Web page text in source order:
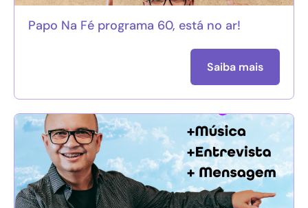
Papo Na Fé programa 60, está no ar!
Saiba mais